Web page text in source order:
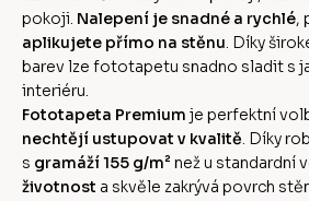
pokoji. Nalepení je snadné a rychlé,
aplikujete přímo na stěnu . Díky
barev lze fototapetu snadno sladit s
interiéru.
Fototapeta Premium je perfektní
nechtějí ustupovat v kvalitě . Díky
s gramáží 155 g/m² než u standardní
životnost a skvěle zakrývá povrch